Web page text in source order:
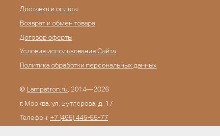
Доставка и оплата
Возврат и обмен товара
Договор оферты
Условия использования Сайта
Политика обработки персональных данных
© Lampatron.ru , 2014—2026
г. Москва. ул. Бутлерова, д. 17
Телефон: +7 (495) 445-55-77